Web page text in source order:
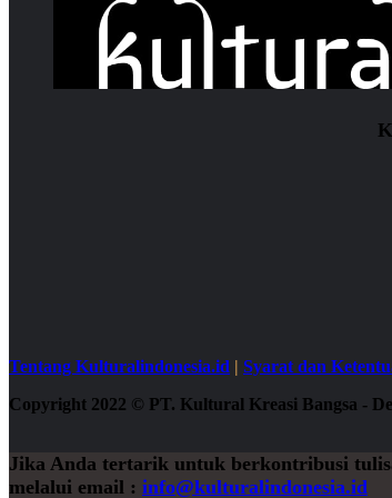
Tentang Kulturalindonesia.id | Syarat dan
Copyright 2022 © PT. Kultural Kreasi Bangsa -
Jika Anda tertarik untuk berkontribusi
melalui email : info@kulturalindonesia.id